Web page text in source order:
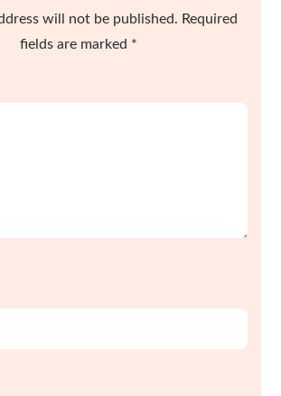
will not be published. Required
fields are marked *